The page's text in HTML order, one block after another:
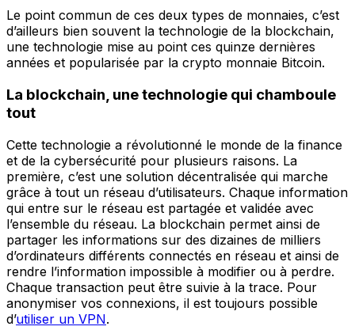
Le point commun de ces deux types de monnaies, c’est
d’ailleurs bien souvent la technologie de la blockchain,
une technologie mise au point ces quinze dernières
années et popularisée par la crypto monnaie Bitcoin.
La blockchain, une technologie qui chamboule
tout
Cette technologie a révolutionné le monde de la finance
et de la cybersécurité pour plusieurs raisons. La
première, c’est une solution décentralisée qui marche
grâce à tout un réseau d’utilisateurs. Chaque information
qui entre sur le réseau est partagée et validée avec
l’ensemble du réseau. La blockchain permet ainsi de
partager les informations sur des dizaines de milliers
d’ordinateurs différents connectés en réseau et ainsi de
rendre l’information impossible à modifier ou à perdre.
Chaque transaction peut être suivie à la trace. Pour
anonymiser vos connexions, il est toujours possible
d’utiliser un VPN.